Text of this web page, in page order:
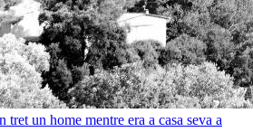
tret un home mentre era a casa seva a